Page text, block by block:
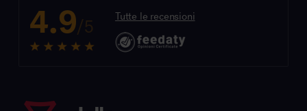
4.9/5 Tutte le recensioni